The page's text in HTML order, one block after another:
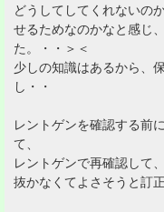
どうしてしてくれないの
せるためなのかなと感じ
た。・・＞＜
少しの知識はあるから、
し・・
レントゲンを確認する前
て、
レントゲンで再確認して
抜かなくてよさそうと訂